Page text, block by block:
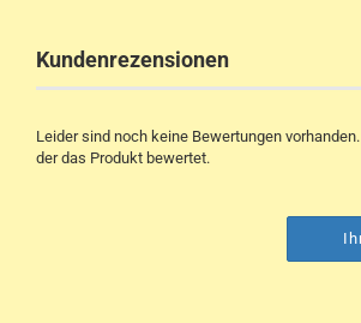
Kundenrezensionen
Leider sind noch keine Bewertungen
der das Produkt bewertet.